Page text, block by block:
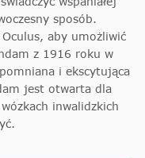
sposób.
aby umożliwić
z 1916 roku w
i ekscytująca
jest otwarta dla
inwalidzkich